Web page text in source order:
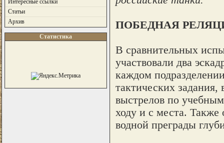
Интересные ссылки
Статьи
Архив
Статистика
ПОБЕДНАЯ
В сравнительных
участвовали два
каждом
тактических
выстрелов по
ходу и с места. Также
водной преграды